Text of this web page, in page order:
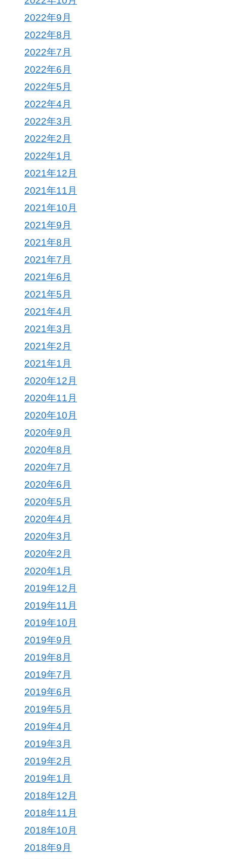
2022年9月
2022年8月
2022年7月
2022年6月
2022年5月
2022年4月
2022年3月
2022年2月
2022年1月
2021年12月
2021年11月
2021年10月
2021年9月
2021年8月
2021年7月
2021年6月
2021年5月
2021年4月
2021年3月
2021年2月
2021年1月
2020年12月
2020年11月
2020年10月
2020年9月
2020年8月
2020年7月
2020年6月
2020年5月
2020年4月
2020年3月
2020年2月
2020年1月
2019年12月
2019年11月
2019年10月
2019年9月
2019年8月
2019年7月
2019年6月
2019年5月
2019年4月
2019年3月
2019年2月
2019年1月
2018年12月
2018年11月
2018年10月
2018年9月